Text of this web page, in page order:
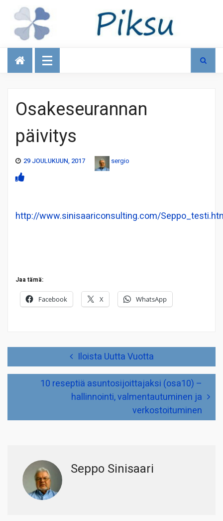
Talous
Osakeseurannan
päivitys
29 JOULUKUUN, 2017 sergio
http://www.sinisaariconsulting.com/
Jaa tämä:
Facebook X WhatsApp
Iloista Uutta Vuotta
10 reseptiä asuntosijoittajaksi (osa10) –
hallinnointi, valmentautuminen ja
verkostoituminen
Seppo Sinisaari